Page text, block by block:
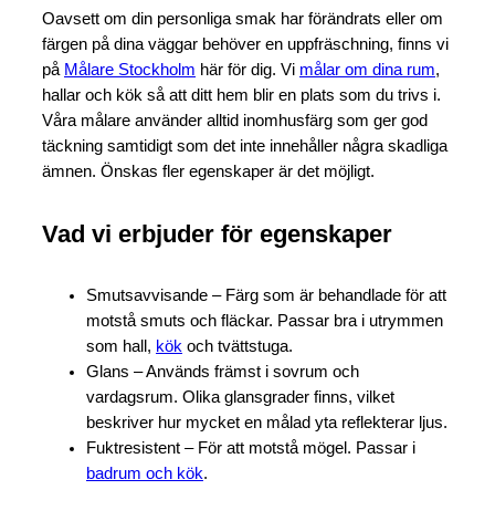
Oavsett om din personliga smak har förändrats eller om
färgen på dina väggar behöver en uppfräschning, finns vi
på Målare Stockholm här för dig. Vi målar om dina rum,
hallar och kök så att ditt hem blir en plats som du trivs i.
Våra målare använder alltid inomhusfärg som ger god
täckning samtidigt som det inte innehåller några skadliga
ämnen. Önskas fler egenskaper är det möjligt.
Vad vi erbjuder för egenskaper
Smutsavvisande – Färg som är behandlade för att
motstå smuts och fläckar. Passar bra i utrymmen
som hall, kök och tvättstuga.
Glans – Används främst i sovrum och
vardagsrum. Olika glansgrader finns, vilket
beskriver hur mycket en målad yta reflekterar ljus.
Fuktresistent – För att motstå mögel. Passar i
badrum och kök.